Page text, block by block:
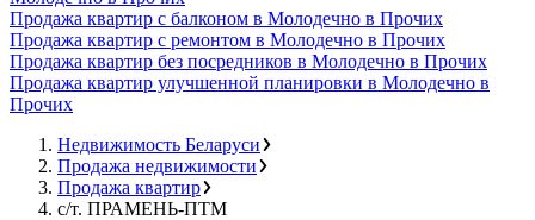
Продажа квартир с балконом в Молодечно в Прочих
Продажа квартир с ремонтом в Молодечно в Прочих
Продажа квартир без посредников в Молодечно в Прочих
Продажа квартир улучшенной планировки в Молодечно в
Прочих
Недвижимость Беларуси
Продажа недвижимости
Продажа квартир
с/т. ПРАМЕНЬ-ПТМ